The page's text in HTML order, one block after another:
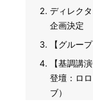
ディレク
企画決定
【グルー
【基調講
登壇：ロ
ブ）